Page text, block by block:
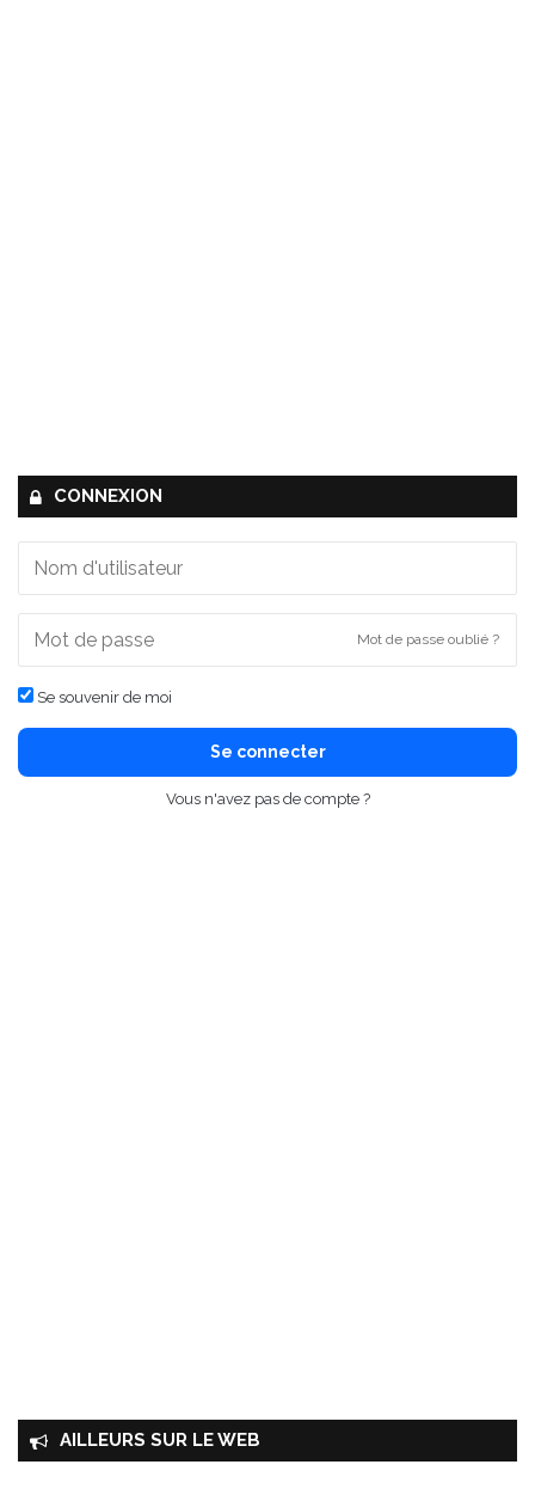
CONNEXION
Mot de passe oublié ?
Se souvenir de moi
Se connecter
Vous n'avez pas de compte ?
AILLEURS SUR LE WEB